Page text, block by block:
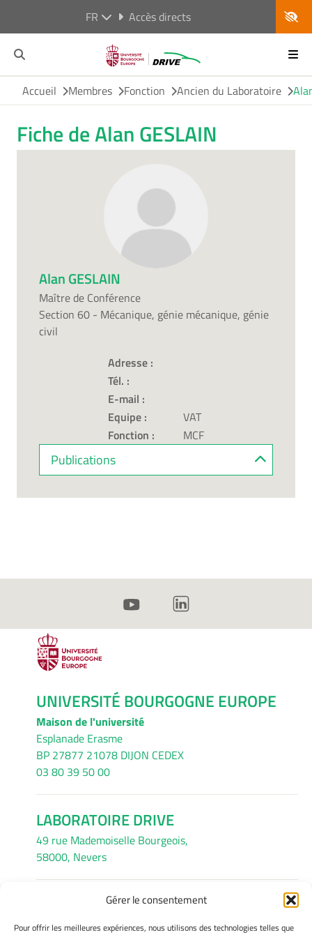
Gérer le consentement
Pour offrir les meilleures expériences, nous utilisons des technologies telles que
FR Accès directs
Accueil Membres Fonction Ancien du Laboratoire
Fiche de Alan GESLAIN
Alan GESLAIN
Maître de Conférence
Section 60 - Mécanique, génie mécanique, génie
civil
Adresse :
Tél. :
E-mail :
Equipe :
VAT
Fonction :
MCF
Publications
UNIVERSITÉ BOURGOGNE EUROPE
Maison de l'université
Esplanade Erasme
BP 27877 21078 DIJON CEDEX
03 80 39 50 00
LABORATOIRE DRIVE
49 rue Mademoiselle Bourgeois,
58000, Nevers
INFORMATIONS LÉGALES